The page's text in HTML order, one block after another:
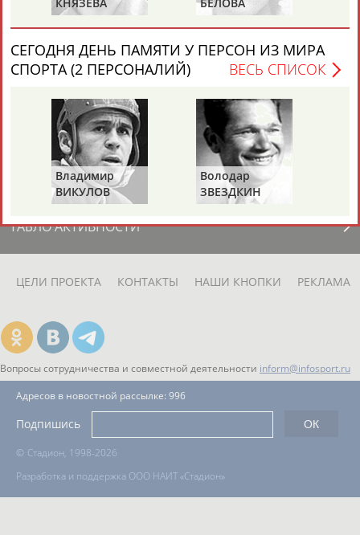
Камалудин
АБДУЛДАУДОВ
Абдула
АБДУЛЖАЛИЛОВ
Магомед
АБДУЛКАГИРОВ
Назир
АБДУЛЛАЕВ
24 персон из 13181
ЕЩЁ ПЕРСОНЫ
ТАБЛО АКТИВНОСТИ
ЦЕЛИ ПРОЕКТА КОНТАКТЫ НАШИ КНОПКИ РЕКЛАМА
Вопросы сотрудничества и совместной деятельности inform@infosport.ru
© Стадион, 1998-2026
Разработка и поддержка ООО НАИТ «Стадион»
Адресов в новостной рассылке: 996
Подпишись
СЕГОДНЯ ДЕНЬ ПАМЯТИ У ПЕРСОН ИЗ МИРА
СПОРТА (2 ПЕРСОНАЛИЙ)
ВЕСЬ СПИСОК
Владимир
ВИКУЛОВ
Володар
ЗВЕЗДКИН